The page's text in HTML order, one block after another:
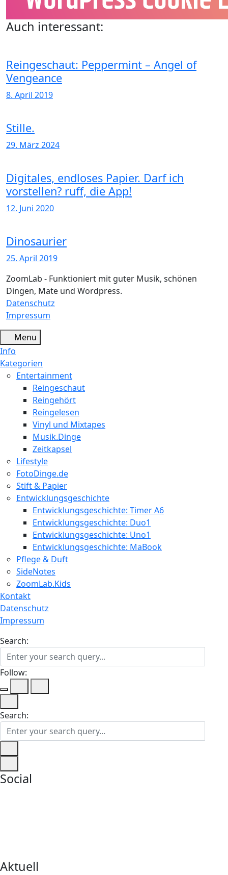
Auch interessant:
Reingeschaut: Peppermint – Angel of
Vengeance
8. April 2019
Stille.
29. März 2024
Digitales, endloses Papier. Darf ich
vorstellen? ruff, die App!
12. Juni 2020
Dinosaurier
25. April 2019
ZoomLab - Funktioniert mit guter Musik, schönen
Dingen, Mate und Wordpress.
Datenschutz
Impressum
Menu
Info
Kategorien
Entertainment
Reingeschaut
Reingehört
Reingelesen
Vinyl und Mixtapes
Musik.Dinge
Zeitkapsel
Lifestyle
FotoDinge.de
Stift & Papier
Entwicklungsgeschichte
Entwicklungsgeschichte: Timer A6
Entwicklungsgeschichte: Duo1
Entwicklungsgeschichte: Uno1
Entwicklungsgeschichte: MaBook
Pflege & Duft
SideNotes
ZoomLab.Kids
Kontakt
Datenschutz
Impressum
Search:
Follow:
Search:
Social
Aktuell